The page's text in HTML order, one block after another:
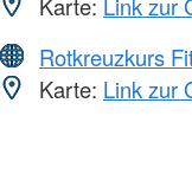
Rotkreuzkurs
Karte: Link zur